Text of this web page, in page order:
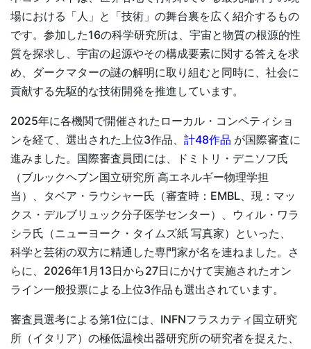
場における「人」と「技術」の舞台裏を広く紹介するもの
です。参加した16の科学研究所は、宇宙と物質の根源的性
質を探求し、宇宙の起源やその構成要素に関する答えを求
め、ダークマターの謎の解明に取り組むと同時に、社会に
貢献する先駆的な技術開発を推進しています。
2025年に各機関で開催されたローカル・コンペティショ
ンを経て、選出された上位3作品、 計48作品 が国際審査に
進みました。国際審査員団には、ドミトリ・デニソフ氏
（ブルックヘブン国立研究所 高エネルギー物理学担
当）、タベア・ラウシャー氏（審査時：EMBL、現：マッ
クス・デルブリュック分子医学センター）、ウィル・ワラ
シラ氏（ニューヨーク・タイムズ紙 写真家）といった、
科学と芸術の双方に精通した専門家が名を連ねました。さ
らに、2026年1月13日から27日にかけて実施されたオン
ライン一般投票による上位3作品も選出されています。
審査員選考による第1位には、INFNフラスカティ国立研究
所（イタリア）の極低温検出器研究所の研究者を捉えた、